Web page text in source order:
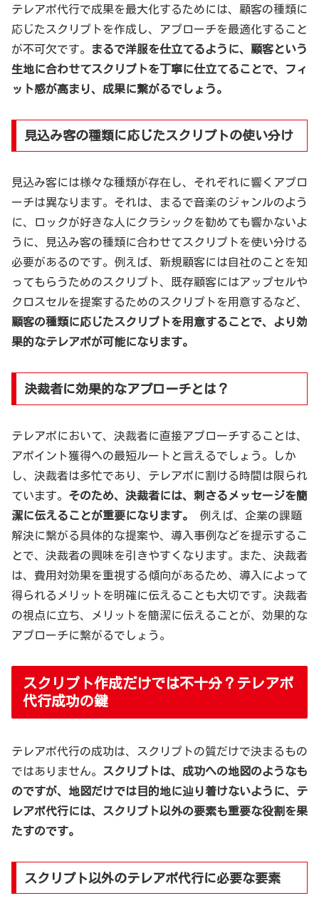
テレアポ代行で成果を最大化するためには、顧客の種類に
応じたスクリプトを作成し、アプローチを最適化すること
が不可欠です。
まるで洋服を仕立てるように、顧客という
生地に合わせてスクリプトを丁寧に仕立てることで、フィ
ット感が高まり、成果に繋がるでしょう。
見込み客の種類に応じたスクリプトの使い分け
見込み客には様々な種類が存在し、それぞれに響くアプロ
ーチは異なります。それは、まるで音楽のジャンルのよう
に、ロックが好きな人にクラシックを勧めても響かないよ
うに、見込み客の種類に合わせてスクリプトを使い分ける
必要があるのです。例えば、新規顧客には自社のことを知
ってもらうためのスクリプト、既存顧客にはアップセルや
クロスセルを提案するためのスクリプトを用意するなど、
顧客の種類に応じたスクリプトを用意することで、より効
果的なテレアポが可能になります。
決裁者に効果的なアプローチとは？
テレアポにおいて、決裁者に直接アプローチすることは、
アポイント獲得への最短ルートと言えるでしょう。しか
し、決裁者は多忙であり、テレアポに割ける時間は限られ
ています。 そのため、決裁者には、刺さるメッセージを簡
潔に伝えることが重要になります。
例えば、企業の課題
解決に繋がる具体的な提案や、導入事例などを提示するこ
とで、決裁者の興味を引きやすくなります。また、決裁者
は、費用対効果を重視する傾向があるため、導入によって
得られるメリットを明確に伝えることも大切です。決裁者
の視点に立ち、メリットを簡潔に伝えることが、効果的な
アプローチに繋がるでしょう。
スクリプト作成だけでは不十分？テレアポ
代行成功の鍵
テレアポ代行の成功は、スクリプトの質だけで決まるもの
ではありません。
スクリプトは、成功への地図のようなも
のですが、地図だけでは目的地に辿り着けないように、テ
レアポ代行には、スクリプト以外の要素も重要な役割を果
たすのです。
スクリプト以外のテレアポ代行に必要な要素